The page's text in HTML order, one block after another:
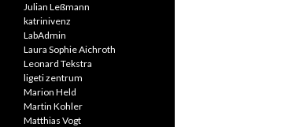
Julian Leßmann
katrinivenz
LabAdmin
Laura Sophie Aichroth
Leonard Tekstra
ligeti zentrum
Marion Held
Martin Kohler
Matthias Vogt